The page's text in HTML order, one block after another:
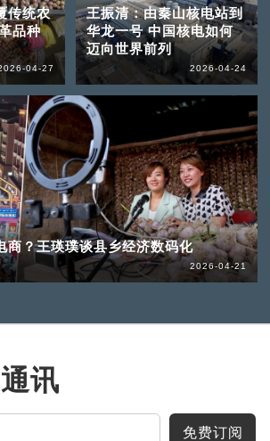
传统农
品种
04-27
王振清：由秦山核电站到
华龙一号 中国核电如何
迈向世界前列
2026-04-24
商？王瑛璞谈县乡经济数码化
2026-04-21
讯
免费订阅